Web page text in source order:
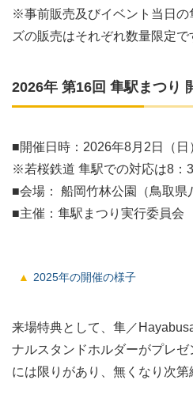
※事前販売及びイベント当日の
ズの販売はそれぞれ数量限定で
2026年 第16回 隼駅まつり
■開催日時：2026年8月2日（
※若桜鉄道 隼駅での対応は8：
■会場： 船岡竹林公園（鳥取県
■主催：隼駅まつり実行委員会
2025年の開催の様子
来場特典として、隼／
ナルスタンドホルダーがプレ
には限りがあり、無くなり次第